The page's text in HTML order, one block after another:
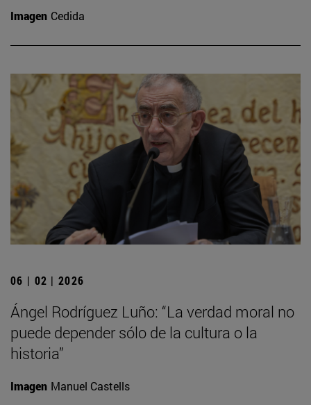
Imagen Cedida
06 | 02 | 2026
Ángel Rodríguez Luño: “La verdad moral no
puede depender sólo de la cultura o la
historia”
Imagen Manuel Castells